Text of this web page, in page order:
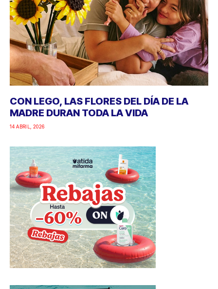
CON LEGO, LAS FLORES DEL DÍA DE LA
MADRE DURAN TODA LA VIDA
14 ABRIL, 2026